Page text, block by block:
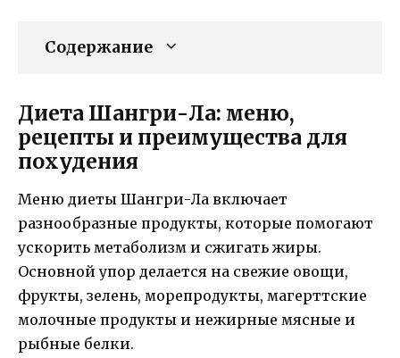
Содержание
Диета Шангри-Ла: меню,
рецепты и преимущества для
похудения
Меню диеты Шангри-Ла включает
разнообразные продукты, которые помогают
ускорить метаболизм и сжигать жиры.
Основной упор делается на свежие овощи,
фрукты, зелень, морепродукты, магерттские
молочные продукты и нежирные мясные и
рыбные белки.